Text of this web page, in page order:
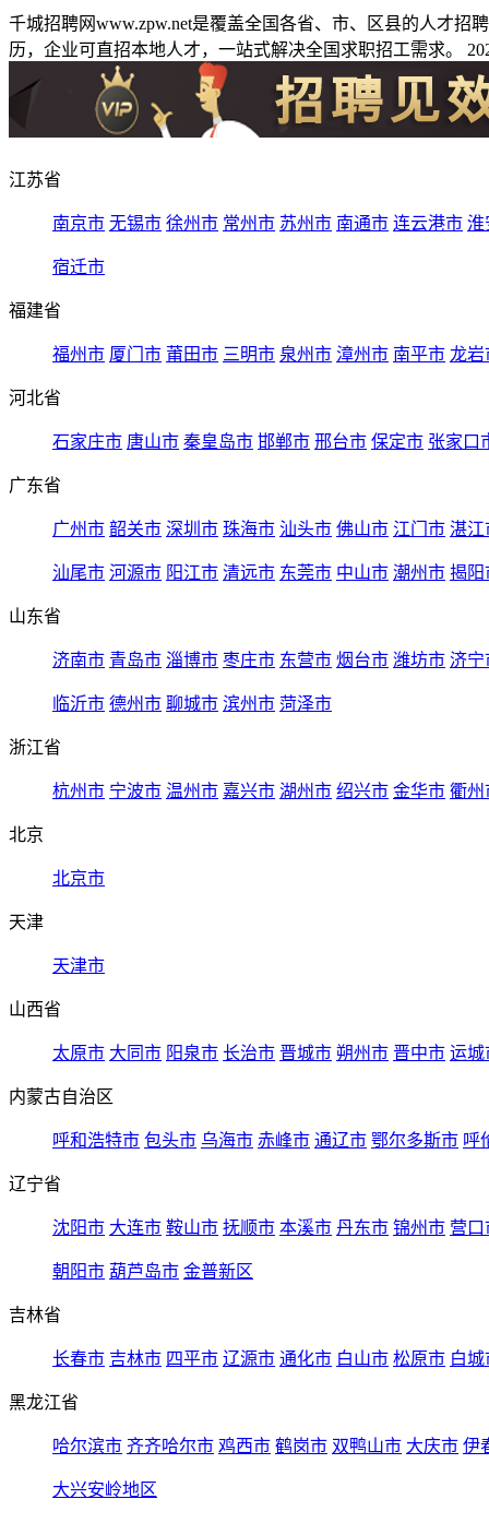
千城招聘网www.zpw.net是覆盖全国各省、市、区县的人才
历，企业可直招本地人才，一站式解决全国求职招工需求。
江苏省
南京市 无锡市 徐州市 常州市 苏州市 南通市 连云港市 淮
宿迁市
福建省
福州市 厦门市 莆田市 三明市 泉州市 漳州市 南平市 龙岩
河北省
石家庄市 唐山市 秦皇岛市 邯郸市 邢台市 保定市 张家口
广东省
广州市 韶关市 深圳市 珠海市 汕头市 佛山市 江门市 湛江
汕尾市 河源市 阳江市 清远市 东莞市 中山市 潮州市 揭阳
山东省
济南市 青岛市 淄博市 枣庄市 东营市 烟台市 潍坊市 济宁
临沂市 德州市 聊城市 滨州市 菏泽市
浙江省
杭州市 宁波市 温州市 嘉兴市 湖州市 绍兴市 金华市 衢州
北京
北京市
天津
天津市
山西省
太原市 大同市 阳泉市 长治市 晋城市 朔州市 晋中市 运城
内蒙古自治区
呼和浩特市 包头市 乌海市 赤峰市 通辽市 鄂尔多斯市 呼
辽宁省
沈阳市 大连市 鞍山市 抚顺市 本溪市 丹东市 锦州市 营口
朝阳市 葫芦岛市 金普新区
吉林省
长春市 吉林市 四平市 辽源市 通化市 白山市 松原市 白城
黑龙江省
哈尔滨市 齐齐哈尔市 鸡西市 鹤岗市 双鸭山市 大庆市 伊
大兴安岭地区